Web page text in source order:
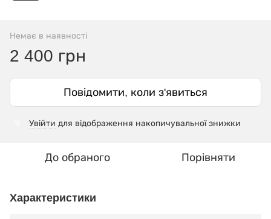
Немає в наявності
2 400 грн
Повідомити, коли з'явиться
Увійти для відображення накопичувальної знижки
До обраного Порівняти
Характеристики